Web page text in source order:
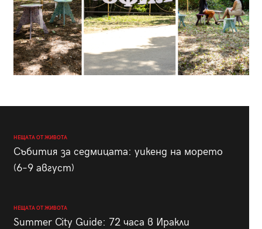
НЕЩАТА ОТ ЖИВОТА
Събития за седмицата: уикенд на морето
(6–9 август)
НЕЩАТА ОТ ЖИВОТА
Summer City Guide: 72 часа в Иракли